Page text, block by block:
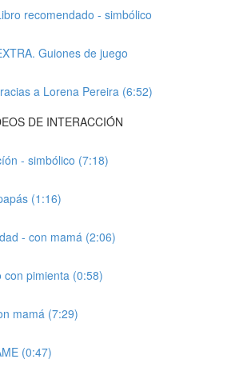
recomendado - simbólico
Guiones de juego
a Lorena Pereira (6:52)
DE INTERACCIÓN
- simbólico (7:18)
(1:16)
- con mamá (2:06)
con pimienta (0:58)
mamá (7:29)
(0:47)